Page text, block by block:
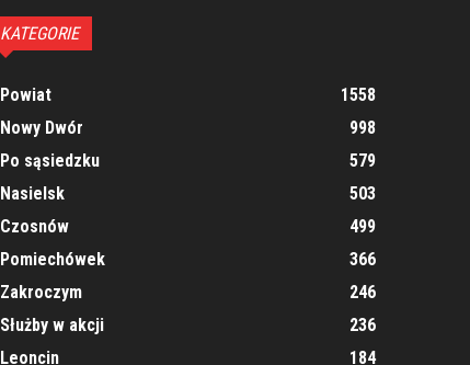
KATEGORIE
Powiat
1558
Nowy Dwór
998
Po sąsiedzku
579
Nasielsk
503
Czosnów
499
Pomiechówek
366
Zakroczym
246
Służby w akcji
236
Leoncin
184